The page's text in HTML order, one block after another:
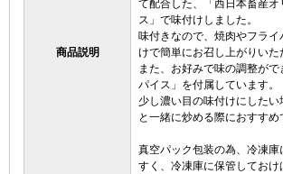
商品説明
て配合した、「西日本畜産オ
ス」で味付けしました。
味付きなので、焼肉やフラ
けで簡単にお召し上がりいた
また、お好みで味の調整が
パイス」を付属しています。
少し濃い目の味付けにした
と一緒に炒める際におすすめ
真空パック包装の為、冷凍
すく、冷凍庫に保管してお